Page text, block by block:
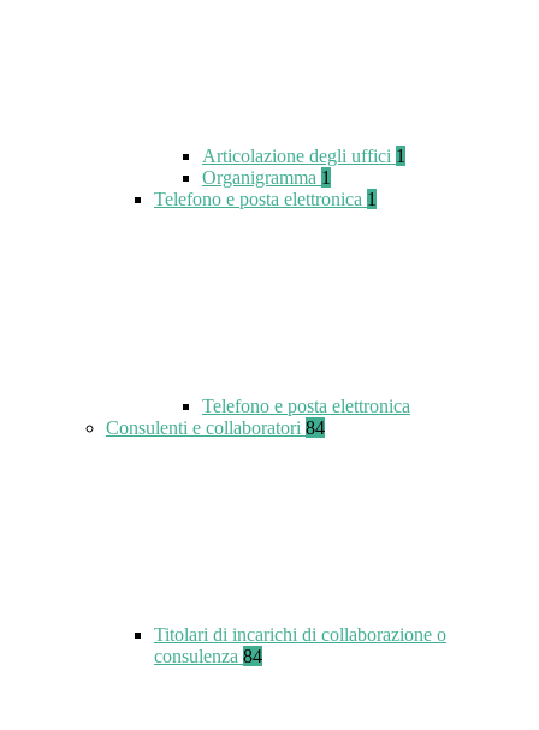
Articolazione degli uffici 1
Organigramma 1
Telefono e posta elettronica 1
Telefono e posta elettronica
Consulenti e collaboratori 84
Titolari di incarichi di collaborazione o
consulenza 84